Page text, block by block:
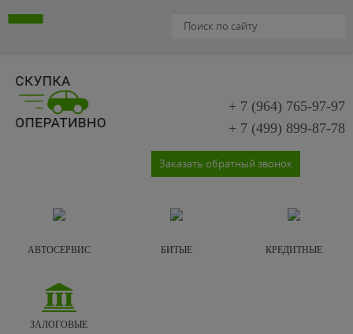
+ 7 (964) 765-97-97
+ 7 (499) 899-87-78
Заказать обратный звонок
АВТОСЕРВИС БИТЫЕ КРЕДИТНЫЕ
ЗАЛОГОВЫЕ